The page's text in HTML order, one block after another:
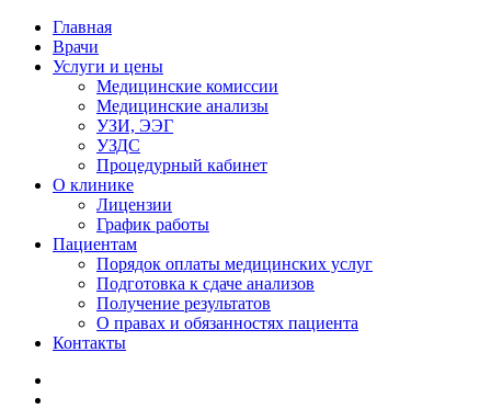
Главная
Врачи
Услуги и цены
Медицинские комиссии
Медицинские анализы
УЗИ, ЭЭГ
УЗДС
Процедурный кабинет
О клинике
Лицензии
График работы
Пациентам
Порядок оплаты медицинских услуг
Подготовка к сдаче анализов
Получение результатов
О правах и обязанностях пациента
Контакты